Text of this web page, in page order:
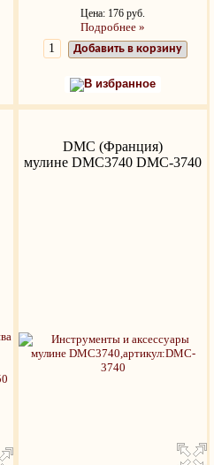
Цена: 176 руб.
Подробнее »
Добавить в корзину
В избранное
DMC (Франция)
мулине DMC3740 DMC-3740